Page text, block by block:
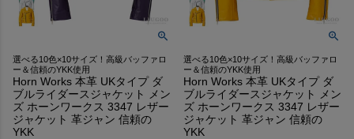
選べる10色×10サイズ！高級バッファロ
ー＆信頼のYKK使用
Horn Works 本革 UKタイプ ダ
ブルライダースジャケット メン
ズ ホーンワークス 3347 レザー
ジャケット 革ジャン 信頼の
YKK
選べる10色×10サイズ！高級バッファロ
ー＆信頼のYKK使用
Horn Works 本革 UKタイプ ダ
ブルライダースジャケット メン
ズ ホーンワークス 3347 レザー
ジャケット 革ジャン 信頼の
YKK